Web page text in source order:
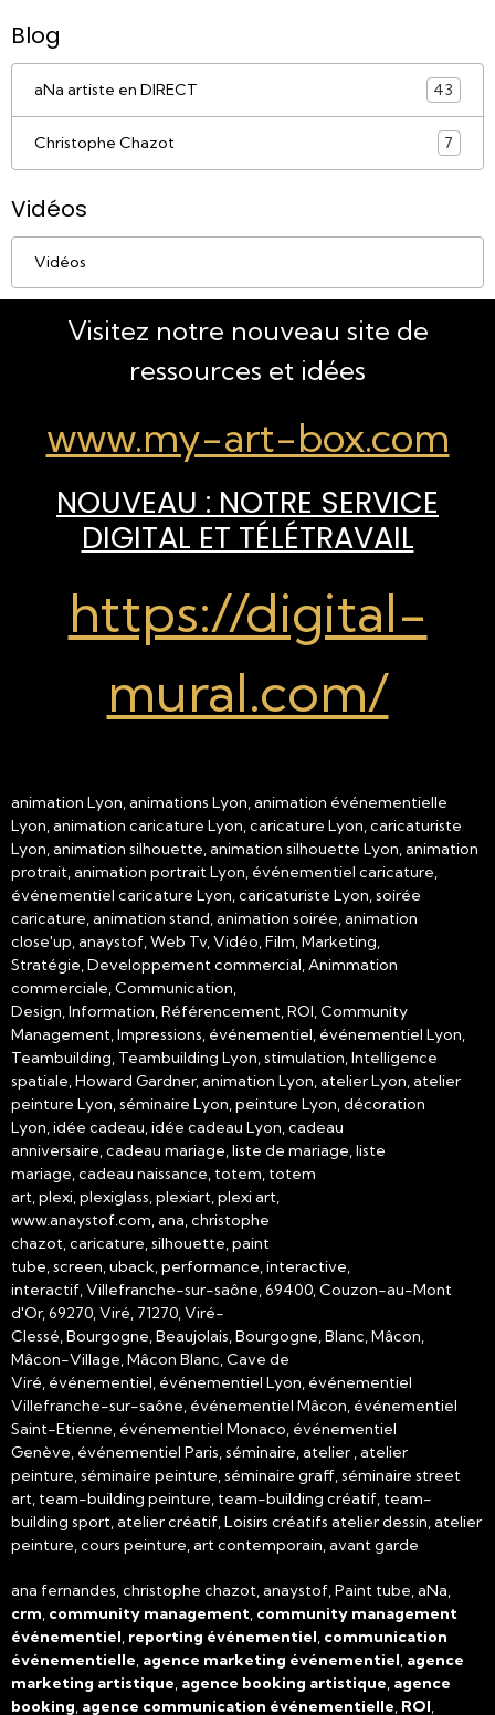
Blog
aNa artiste en DIRECT 43
Christophe Chazot 7
Vidéos
Vidéos
Visitez notre nouveau site de
ressources et idées
www.my-art-box.com
NOUVEAU : NOTRE SERVICE
DIGITAL ET TÉLÉTRAVAIL
https://digital-
mural.com/
animation Lyon, animations Lyon, animation événementielle
Lyon, animation caricature Lyon, caricature Lyon, caricaturiste
Lyon, animation silhouette, animation silhouette Lyon, animation
protrait, animation portrait Lyon, événementiel caricature,
événementiel caricature Lyon, caricaturiste Lyon, soirée
caricature, animation stand, animation soirée, animation
close'up, anaystof, Web Tv, Vidéo, Film, Marketing,
Stratégie, Developpement commercial, Animmation
commerciale, Communication,
Design, Information, Référencement, ROI, Community
Management, Impressions, événementiel, événementiel Lyon,
Teambuilding, Teambuilding Lyon, stimulation, Intelligence
spatiale, Howard Gardner, animation Lyon, atelier Lyon, atelier
peinture Lyon, séminaire Lyon, peinture Lyon, décoration
Lyon, idée cadeau, idée cadeau Lyon, cadeau
anniversaire, cadeau mariage, liste de mariage, liste
mariage, cadeau naissance, totem, totem
art, plexi, plexiglass, plexiart, plexi art,
www.anaystof.com, ana, christophe
chazot, caricature, silhouette, paint
tube, screen, uback, performance, interactive,
interactif, Villefranche-sur-saône, 69400, Couzon-au-Mont
d'Or, 69270, Viré, 71270, Viré-
Clessé, Bourgogne, Beaujolais, Bourgogne, Blanc, Mâcon,
Mâcon-Village, Mâcon Blanc, Cave de
Viré, événementiel, événementiel Lyon, événementiel
Villefranche-sur-saône, événementiel Mâcon, événementiel
Saint-Etienne, événementiel Monaco, événementiel
Genève, événementiel Paris, séminaire, atelier , atelier
peinture, séminaire peinture, séminaire graff, séminaire street
art, team-building peinture, team-building créatif, team-
building sport, atelier créatif, Loisirs créatifs atelier dessin, atelier
peinture, cours peinture, art contemporain, avant garde
ana fernandes, christophe chazot, anaystof, Paint tube, aNa,
crm, community management, community management
événementiel, reporting événementiel, communication
événementielle, agence marketing événementiel, agence
marketing artistique, agence booking artistique, agence
booking, agence communication événementielle, ROI,